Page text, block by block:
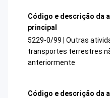
Código e descrição da
principal
5229-0/99 | Outras
transportes terrestres
anteriormente
Código e descrição da